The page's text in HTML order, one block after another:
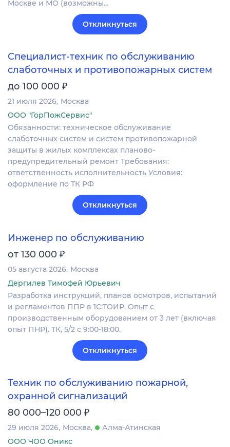
Москве и МО (возможны…
Откликнуться
Специалист-техник по обслуживанию
слаботочных и противопожарных систем
до 100 000 ₽
21 июля 2026 Москва
ООО "ГорПожСервис"
Обязанности: техническое обслуживание
слаботочных систем и систем противопожарной
защиты в жилых комплексах планово-
предупредительный ремонт Требования:
ответственность исполнительность Условия:
оформление по ТК РФ
Откликнуться
Инженер по обслуживанию
от 130 000 ₽
05 августа 2026 Москва
Дергилев Тимофей Юрьевич
Разработка инструкций, планов осмотров, испытаний
и регламентов ППР в 1С:ТОИР. Опыт с
производственным оборудованием от 3 лет (включая
опыт ПНР). ТК, 5/2 с 9:00-18:00.
Откликнуться
Техник по обслуживанию пожарной,
охранной сигнализаций
80 000–120 000 ₽
29 июля 2026 Москва
Алма-Атинская
ООО ЧОО Оникс